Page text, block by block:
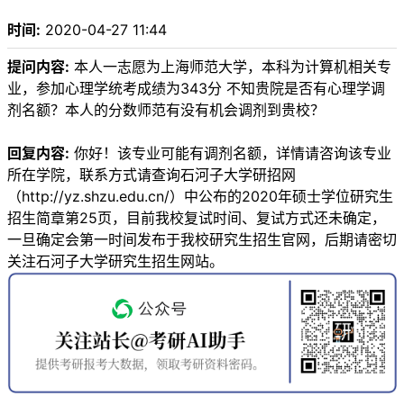
时间: 2020-04-27 11:44
提问内容: 本人一志愿为上海师范大学，本科为计算机相关专
业，参加心理学统考成绩为343分 不知贵院是否有心理学调
剂名额？本人的分数师范有没有机会调剂到贵校？
回复内容: 你好！该专业可能有调剂名额，详情请咨询该专业
所在学院，联系方式请查询石河子大学研招网
（http://yz.shzu.edu.cn/）中公布的2020年硕士学位研究生
招生简章第25页，目前我校复试时间、复试方式还未确定，
一旦确定会第一时间发布于我校研究生招生官网，后期请密切
关注石河子大学研究生招生网站。